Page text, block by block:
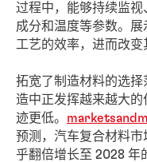
过程中，能够持续监
成分和温度等参数。
工艺的效率，进而改变
拓宽了制造材料的选
造中正发挥越来越大
迹更低。
预测，汽车复合材料
乎翻倍增长至 2028 年